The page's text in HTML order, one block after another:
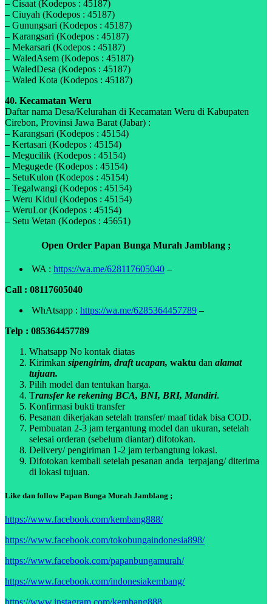
– Cisaat (Kodepos : 45187)
– Ciuyah (Kodepos : 45187)
– Gunungsari (Kodepos : 45187)
– Karangsari (Kodepos : 45187)
– Mekarsari (Kodepos : 45187)
– WaledAsem (Kodepos : 45187)
– WaledDesa (Kodepos : 45187)
– Waled Kota (Kodepos : 45187)
40. Kecamatan Weru
Daftar nama Desa/Kelurahan di Kecamatan Weru di Kabupaten
Cirebon, Provinsi Jawa Barat (Jabar) :
– Karangsari (Kodepos : 45154)
– Kertasari (Kodepos : 45154)
– Megucilik (Kodepos : 45154)
– Megugede (Kodepos : 45154)
– SetuKulon (Kodepos : 45154)
– Tegalwangi (Kodepos : 45154)
– Weru Kidul (Kodepos : 45154)
– WeruLor (Kodepos : 45154)
– Setu Wetan (Kodepos : 45651)
Open Order Papan Bunga Murah Jamblang ;
WA : https://wa.me/628117605040 –
Call : 08117605040
WhAtsapp : https://wa.me/6285364457789 –
Telp : 085364457789
Whatsapp No kontak diatas
Kirimkan sipengirim, draft ucapan, waktu dan alamat
tujuan.
Pilih model dan tentukan harga.
Transfer ke rekening BCA, BNI, BRI, Mandiri.
Konfirmasi bukti transfer
Pesanan dikerjakan setelah transfer/ maaf tidak bisa COD.
Pembuatan 2-3 jam tergantung model dan ukuran, setelah
selesai orderan (sebelum diantar) difotokan.
Delivery/ pengiriman 1-2 jam terbangtung lokasi.
Difotokan kembali setelah pesanan anda terpajang/ diterima
di lokasi tujuan.
Like dan follow Papan Bunga Murah Jamblang ;
https://www.facebook.com/kembang888/
https://www.facebook.com/tokobungaindonesia898/
https://www.facebook.com/papanbungamurah/
https://www.facebook.com/indonesiakembang/